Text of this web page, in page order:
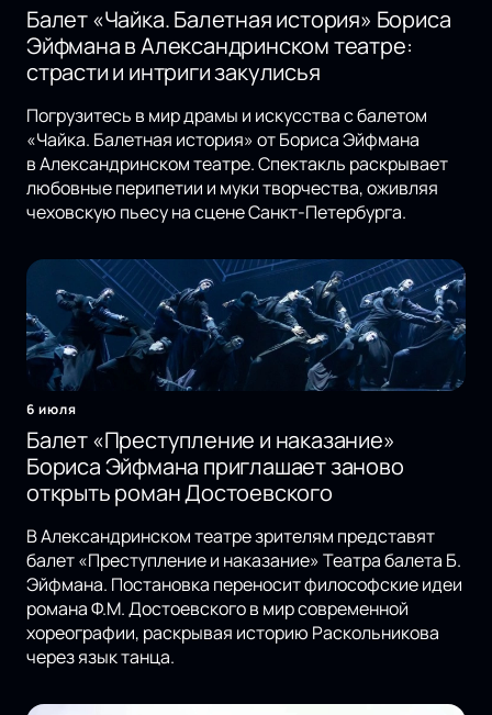
Балет «Чайка. Балетная история» Бориса
Эйфмана в Александринском театре:
страсти и интриги закулисья
Погрузитесь в мир драмы и искусства с балетом
«Чайка. Балетная история» от Бориса Эйфмана
в Александринском театре. Спектакль раскрывает
любовные перипетии и муки творчества, оживляя
чеховскую пьесу на сцене Санкт-Петербурга.
6 июля
Балет «Преступление и наказание»
Бориса Эйфмана приглашает заново
открыть роман Достоевского
В Александринском театре зрителям представят
балет «Преступление и наказание» Театра балета Б.
Эйфмана. Постановка переносит философские идеи
романа Ф.М. Достоевского в мир современной
хореографии, раскрывая историю Раскольникова
через язык танца.